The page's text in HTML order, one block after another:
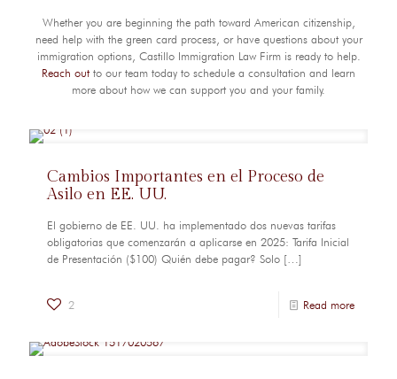
Whether you are beginning the path toward American citizenship,
need help with the green card process, or have questions about your
immigration options, Castillo Immigration Law Firm is ready to help.
Reach outto our team today to schedule a consultation and learn
more about how we can support you and your family.
Cambios Importantes en el Proceso de
Asilo en EE. UU.
El gobierno de EE. UU. ha implementado dos nuevas tarifas
obligatorias que comenzarán a aplicarse en 2025: Tarifa Inicial
de Presentación ($100) Quién debe pagar? Solo […]
2 Read more